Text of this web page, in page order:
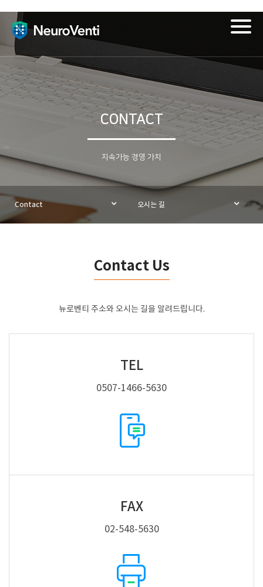
CONTACT
지속가능 경영 가치
Contact 오시는 길
Contact Us
뉴로벤티 주소와 오시는 길을 알려드립니다.
TEL
0507-1466-5630
FAX
02-548-5630